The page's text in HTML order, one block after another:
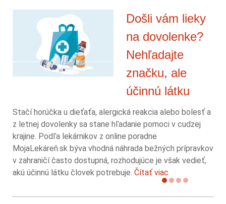
Došli vám lieky
na dovolenke?
Nehľadajte
značku, ale
účinnú látku
Stačí horúčka u dieťaťa, alergická reakcia alebo bolesť a
z letnej dovolenky sa stane hľadanie pomoci v cudzej
krajine. Podľa lekárnikov z online poradne
MojaLekáreň.sk býva vhodná náhrada bežných prípravkov
v zahraničí často dostupná, rozhodujúce je však vedieť,
akú účinnú látku človek potrebuje. Čítať viac